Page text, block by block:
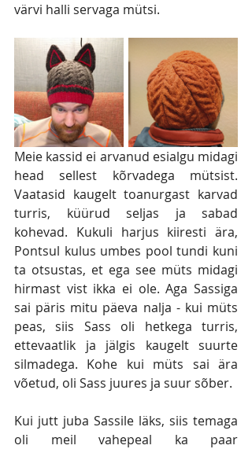
värvi halli servaga mütsi.
Meie kassid ei arvanud esialgu midagi
head sellest kõrvadega mütsist.
Vaatasid kaugelt toanurgast karvad
turris, küürud seljas ja sabad
kohevad. Kukuli harjus kiiresti ära,
Pontsul kulus umbes pool tundi kuni
ta otsustas, et ega see müts midagi
hirmast vist ikka ei ole. Aga Sassiga
sai päris mitu päeva nalja - kui müts
peas, siis Sass oli hetkega turris,
ettevaatlik ja jälgis kaugelt suurte
silmadega. Kohe kui müts sai ära
võetud, oli Sass juures ja suur sõber.
Kui jutt juba Sassile läks, siis temaga
oli meil vahepeal ka paar